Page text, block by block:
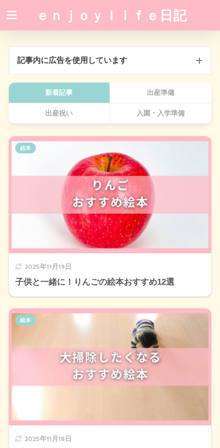
ｅｎｊｏｙｌｉｆｅ日記
記事内に広告を使用しています
新着記事 出産準備
出産祝い 入園・入学準備
2025年11月19日
子供と一緒に！りんごの絵本おすすめ12選
絵本
2025年11月18日
絵本